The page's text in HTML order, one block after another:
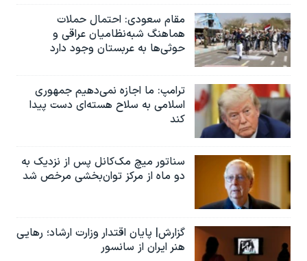
مقام سعودی: احتمال حملات
هماهنگ شبه‌نظامیان عراقی و
حوثی‌ها به عربستان وجود دارد
ترامپ: ما اجازه نمی‌دهیم جمهوری
اسلامی به سلاح هسته‌ای دست پیدا
کند
سناتور میچ مک‌کانل پس از نزدیک به
دو ماه از مرکز توان‌بخشی مرخص شد
گزارش| پایان اقتدار وزارت ارشاد؛ رهایی
هنر ایران از سانسور